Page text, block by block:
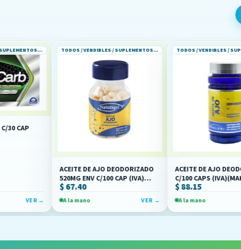
TODOS / VENDIBLES / SUPLEMENTOS ALIMENTICIOS TODOS / VENDIBLES / SUPLEMENTOS ALIMENTICIOS
ACEITE DE AJO DEODORIZADO
520MG ENV C/100 CAP (IVA)
(NATURAGEL)
A la mano
TODOS / VENDIBLES / SUPLEMENTOS ALIMENTICIOS
ACEITE DE AJO DEODORIZADO
C/100 CAPS (IVA)(MAKLEN)
A la mano